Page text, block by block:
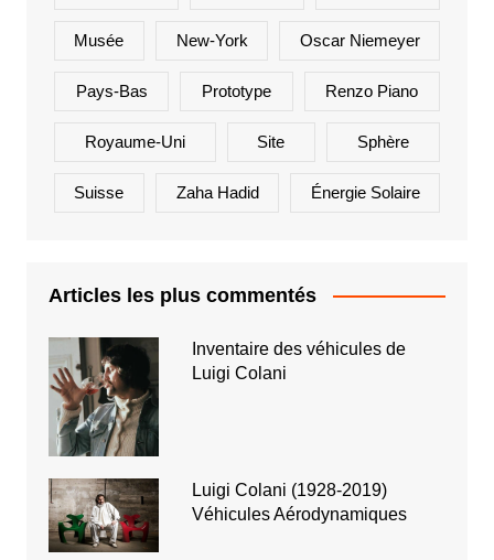
Musée New-York Oscar Niemeyer
Pays-Bas Prototype Renzo Piano
Royaume-Uni Site Sphère
Suisse Zaha Hadid Énergie Solaire
Articles les plus commentés
Inventaire des véhicules de
Luigi Colani
Luigi Colani (1928-2019)
Véhicules Aérodynamiques